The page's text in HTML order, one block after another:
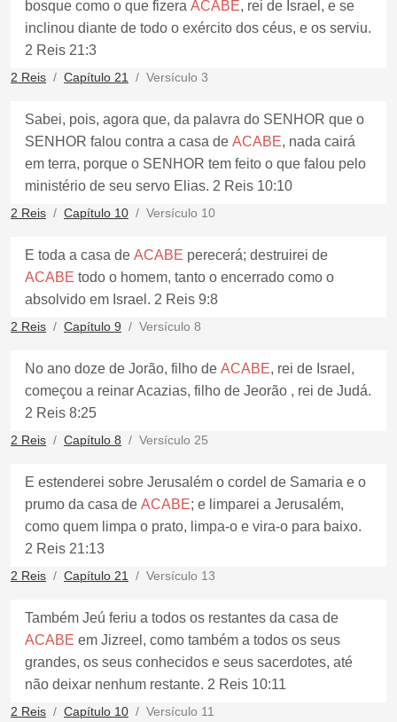
bosque como o que fizera ACABE, rei de Israel, e se
inclinou diante de todo o exército dos céus, e os serviu.
2 Reis 21:3
2 Reis Capítulo 21 Versículo 3
Sabei, pois, agora que, da palavra do SENHOR que o
SENHOR falou contra a casa de ACABE, nada cairá
em terra, porque o SENHOR tem feito o que falou pelo
ministério de seu servo Elias. 2 Reis 10:10
2 Reis Capítulo 10 Versículo 10
E toda a casa de ACABE perecerá; destruirei de
ACABE todo o homem, tanto o encerrado como o
absolvido em Israel. 2 Reis 9:8
2 Reis Capítulo 9 Versículo 8
No ano doze de Jorão, filho de ACABE, rei de Israel,
começou a reinar Acazias, filho de Jeorão , rei de Judá.
2 Reis 8:25
2 Reis Capítulo 8 Versículo 25
E estenderei sobre Jerusalém o cordel de Samaria e o
prumo da casa de ACABE; e limparei a Jerusalém,
como quem limpa o prato, limpa-o e vira-o para baixo.
2 Reis 21:13
2 Reis Capítulo 21 Versículo 13
Também Jeú feriu a todos os restantes da casa de
ACABE em Jizreel, como também a todos os seus
grandes, os seus conhecidos e seus sacerdotes, até
não deixar nenhum restante. 2 Reis 10:11
2 Reis Capítulo 10 Versículo 11